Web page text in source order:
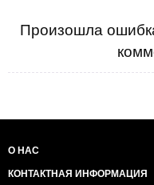
Произошла
О НАС
КОНТАКТНАЯ ИНФОРМАЦИЯ